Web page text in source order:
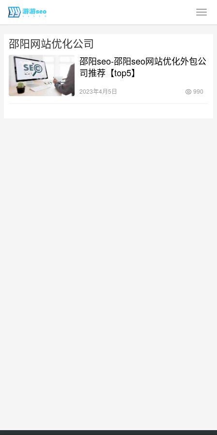
邵阳网站优化公司
邵阳seo-邵阳seo网站优化外包公
司推荐【top5】
2023年4月5日 990